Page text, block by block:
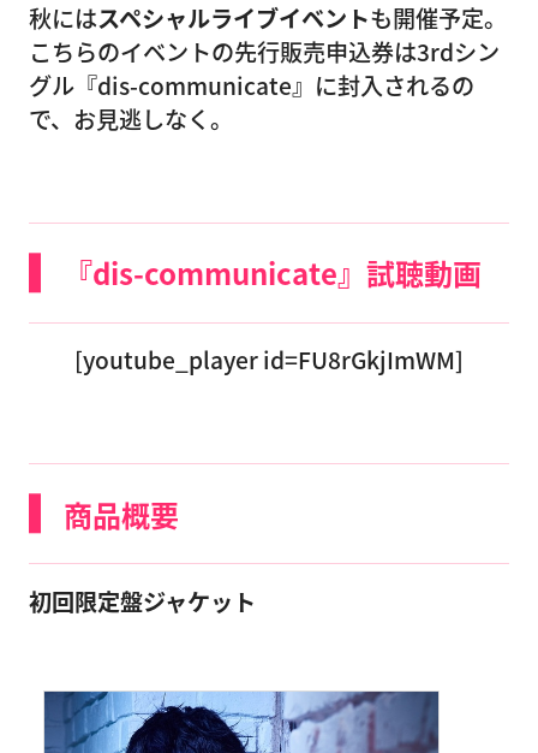
秋にはスペシャルライブイベントも開催予定。
こちらのイベントの先行販売申込券は3rdシン
グル『dis-communicate』に封入されるの
で、お見逃しなく。
『dis-communicate』試聴動画
[youtube_player id=FU8rGkjImWM]
商品概要
初回限定盤ジャケット